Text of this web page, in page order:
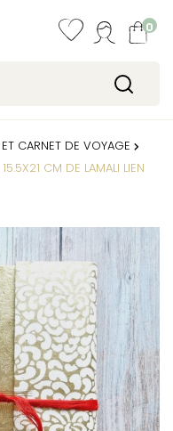
0
ET CARNET DE VOYAGE
CM DE LAMALI LIEN